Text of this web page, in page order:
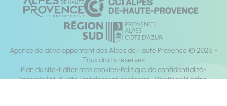
Agence de développement des Alpes de Haute Provence © 2025 -
Tous droits réservés
Plan du site Éditer mes cookies Politique de confidentialité
Accessibilité du site : totalement conforme Mentions légales